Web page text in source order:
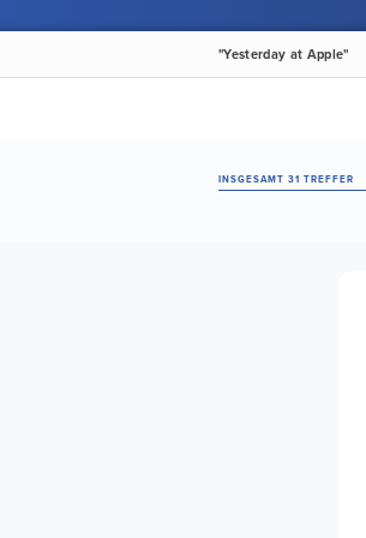
"Yesterday at Apple"
INSGESAMT 31 TREFFER